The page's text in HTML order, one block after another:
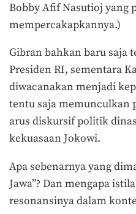
Bobby Afif Nasutioj yang
mempercakapkannya.)
Gibran bahkan baru saja
Presiden RI, sementara
diwacanakan menjadi
tentu saja memunculkan
arus diskursif politik
kekuasaan Jokowi.
Apa sebenarnya yang
Jawa”? Dan mengapa
resonansinya dalam